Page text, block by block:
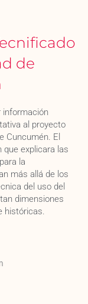
de
información
al proyecto
Cuncumén. El
explicara las
la
más allá de los
del uso del
dimensiones
históricas.